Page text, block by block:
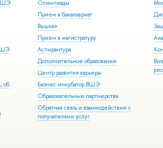
об
Олимпиады
Прием в бакалавриат
Вышка+
Прием в магистратуру
Аспирантура
Дополнительное образование
Центр развития карьеры
Бизнес-инкубатор ВШЭ
Образовательные партнерства
Обратная связь и взаимодействие с
получателями услуг